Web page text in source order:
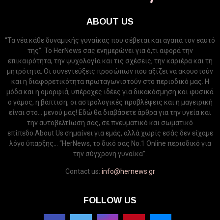
ABOUT US
“Τα νέα κάθε δυναμικής γυναίκας που σέβεται και αγαπά τον εαυτό
της”. Το HerNews σας ενημερώνει για ό,τι αφορά την
επικαιρότητα, την ψυχολογία και τις σχέσεις, την καριέρα και τη
μητρότητα. Οι συνεντεύξεις προσώπων που αξίζει να ακουστούν
και η διαφορετικότητα πρωταγωνιστούν στο περιοδικό μας. Η
μόδα και η ομορφιά, υπέροχες ιδέες για δικακόσμηση και φυσικά
ο γάμος, η βάπτιση, οι αστρολογικές προβλέψεις και η μαγειρική
είναι στο... μενού μας! Εδώ θα διαβάσετε άρθρα για την υγεία και
την αυτοβελτίωση σας, σε πνευματικό και σωματικό
επίπεδο.About Us σημαίνει για εμάς, αλλά χωρίς εσάς δεν είχαμε
λόγο ύπαρξης... “HerNews, το δικό σας Νo.1 Online περιοδικό για
την σύγχρονη γυναίκα”.
Contact us: info@hernews.gr
FOLLOW US